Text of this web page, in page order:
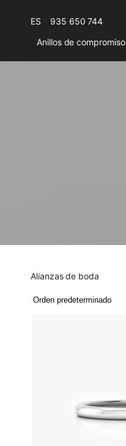
ES 935 650 744
Anillos de compromiso
Alianzas de boda